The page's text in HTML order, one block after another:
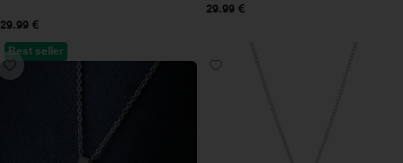
29.99 €
29.99 €
Best seller